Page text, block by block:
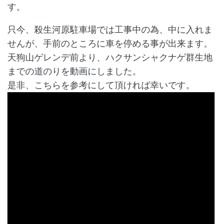
す。
只今、殺生河原駐車場では工事中の為、中に入れま
せんが、手前のところに車を停める事が出来ます。
天狗山ゲレンデ前より、ハクサンシャクナゲ群生地
までの道のりを動画にしました。
是非、こちらを参考にして頂ければ幸いです。